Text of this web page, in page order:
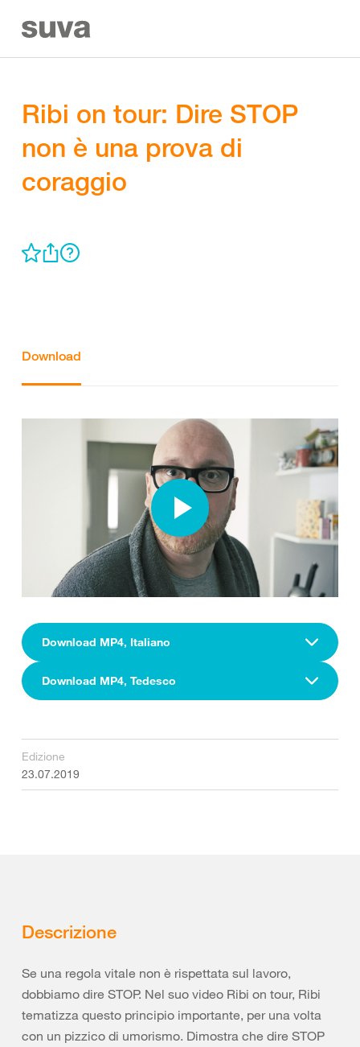
Ribi on tour: Dire STOP
non è una prova di
coraggio
Download
Download MP4, Italiano
Download MP4, Tedesco
Edizione
23.07.2019
Descrizione
Se una regola vitale non è rispettata sul lavoro,
dobbiamo dire STOP. Nel suo video Ribi on tour, Ribi
tematizza questo principio importante, per una volta
con un pizzico di umorismo. Dimostra che dire STOP